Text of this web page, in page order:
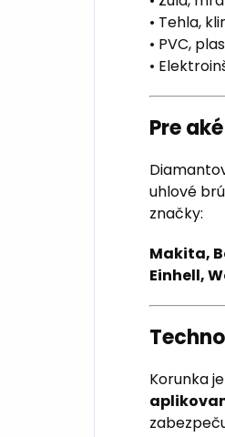
• Tehla,
• PVC,
•
Pre
uhlové
značky:
Makita,
Einhell,
Korunka